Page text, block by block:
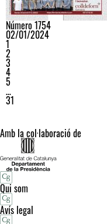
Número 1754
02/01/2024
1
2
3
4
5
…
31
Amb la col·laboració de
Qui som
Avís legal